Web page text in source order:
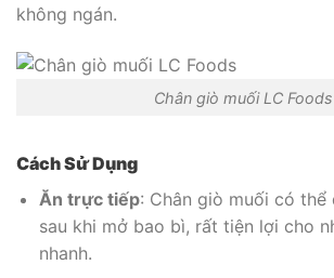
không ngán.
Chân giò muối LC Foods
Cách Sử Dụng
Ăn trực tiếp: Chân giò muối có thể
sau khi mở bao bì, rất tiện lợi cho
nhanh.